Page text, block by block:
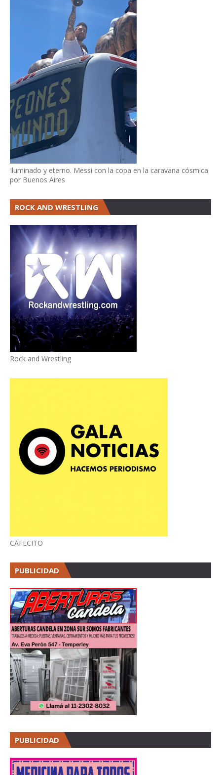
Iluminado y eterno. Messi con la copa en la caravana cósmica
por Buenos Aires
ROCK AND WRESTLING
Rock and Wrestling
CAFECITO
PUBLICIDAD
PUBLICIDAD